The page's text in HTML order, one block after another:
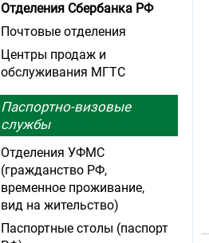
Отделения Сбербанка РФ
Почтовые отделения
Центры продаж и
обслуживания МГТС
Паспортно-визовые
службы
Отделения УФМС
(гражданство РФ,
временное проживание,
вид на жительство)
Паспортные столы (паспорт